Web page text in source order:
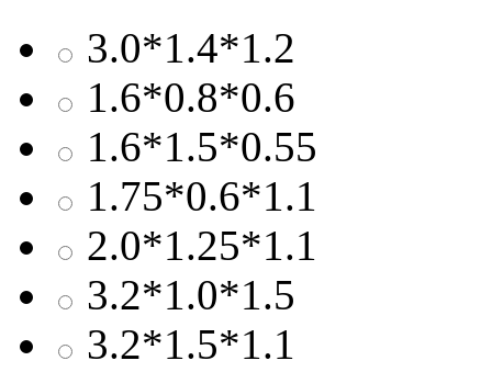
3.0*1.4*1.2
1.6*0.8*0.6
1.6*1.5*0.55
1.75*0.6*1.1
2.0*1.25*1.1
3.2*1.0*1.5
3.2*1.5*1.1